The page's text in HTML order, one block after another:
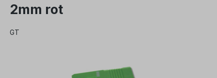
2mm rot
GT